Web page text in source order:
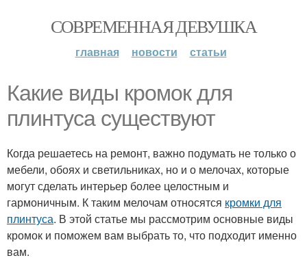
СОВРЕМЕННАЯ ДЕВУШКА
главная новости статьи
Какие виды кромок для
плинтуса существуют
Когда решаетесь на ремонт, важно подумать не только о
мебели, обоях и светильниках, но и о мелочах, которые
могут сделать интерьер более целостным и
гармоничным. К таким мелочам относятся кромки для
плинтуса. В этой статье мы рассмотрим основные виды
кромок и поможем вам выбрать то, что подходит именно
вам.